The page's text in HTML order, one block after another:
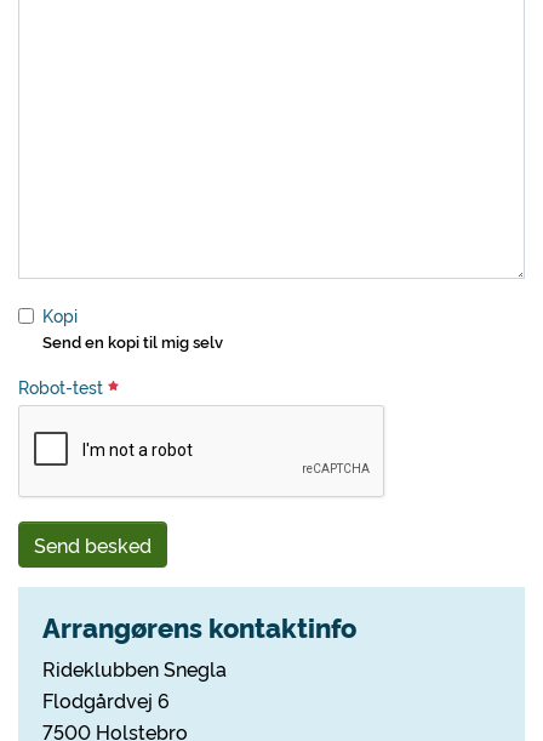
Kopi
Send en kopi til mig selv
Robot-test
Send besked
Arrangørens kontaktinfo
Rideklubben Snegla
Flodgårdvej 6
7500 Holstebro